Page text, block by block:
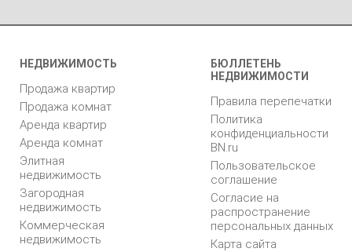
НЕДВИЖИМОСТЬ
Продажа квартир
Продажа комнат
Аренда квартир
Аренда комнат
Элитная
недвижимость
Загородная
недвижимость
Коммерческая
недвижимость
БЮЛЛЕТЕНЬ
НЕДВИЖИМОСТИ
Правила перепечатки
Политика
конфиденциальности
BN.ru
Пользовательское
соглашение
Согласие на
распространение
персональных данных
Карта сайта